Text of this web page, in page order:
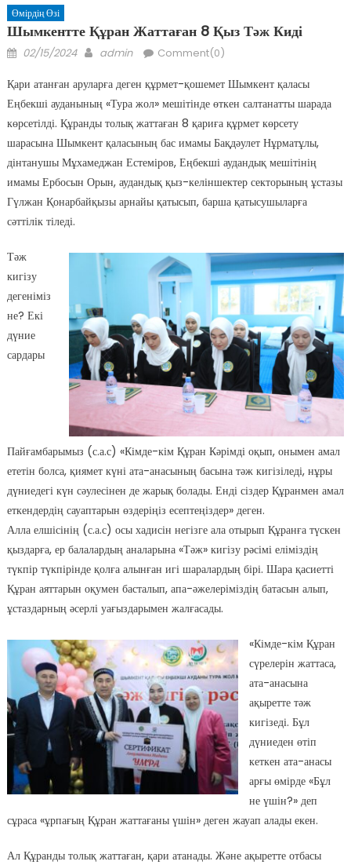
Өмірдің Өзі
Шымкентте Құран Жаттаған 8 Қыз Тәж Киді
Posted
02/15/2024 Author
admin Comment(0)
Қари атанған аруларға деген құрмет-қошемет Шымкент қаласы
Еңбекші ауданының «Тура жол» мешітінде өткен салтанатты шарада
көрсетілді. Құранды толық жаттаған 8 қариға құрмет көрсету
шарасына Шымкент қаласының бас имамы Бақдәулет Нұрматұлы,
дінтанушы Мұхамеджан Естеміров, Еңбекші аудандық мешітінің
имамы Ербосын Орын, аудандық қыз-келіншектер секторының ұстазы
Гүлжан Қонарбайқызы арнайы қатысып, барша қатысушыларға
сәттілік тіледі.
Тәж
кигізу
дегеніміз
не? Екі
дүние
сардары
Пайғамбарымыз (с.а.с) «Кімде-кім Құран Кәрімді оқып, онымен амал
ететін болса, қиямет күні ата-анасының басына тәж кигізіледі, нұры
дүниедегі күн сәулесінен де жарық болады. Енді сіздер Құранмен амал
еткендердің сауаптарын өздеріңіз есептеңіздер» деген.
Алла елшісінің (с.а.с) осы хадисін негізге ала отырып Құранға түскен
қыздарға, ер балалардың аналарына «Тәж» кигізу рәсімі еліміздің
түкпір түкпірінде қолға алынған игі шаралардың бірі. Шара қасиетті
Құран аяттарын оқумен басталып, апа-әжелеріміздің батасын алып,
ұстаздарның әсерлі уағыздарымен жалғасады.
«Кімде-кім Құран
сүрелерін жаттаса,
ата-анасына
ақыретте тәж
кигізеді. Бұл
дүниеден өтіп
кеткен ата-анасы
арғы өмірде «Бұл
не үшін?» деп
сұраса «ұрпағың Құран жаттағаны үшін» деген жауап алады екен.
Ал Құранды толық жаттаған, қари атанады. Және ақыретте отбасы